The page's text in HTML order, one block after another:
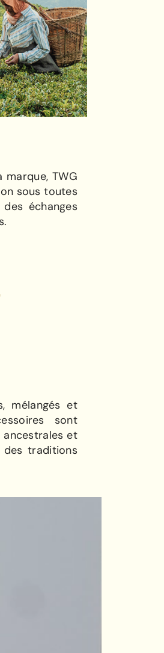
TWG
sous toutes
échanges
mélangés et
sont
et
des traditions